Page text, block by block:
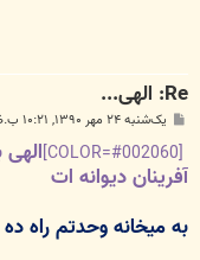
Re: الهی...
پ
ت
یک‌شنبه ۲۴ مهر ۱۳۹۰, ۱۰:۲۱ ب.ظ
الهی
آفرینان دیوانه ات
به میخانه وحدتم راه